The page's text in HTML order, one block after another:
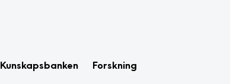
Kunskapsbanken Forskning